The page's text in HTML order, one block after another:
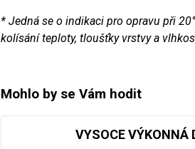
* Jedná se o indikaci pro opravu při
kolísání teploty, tloušťky vrstvy a
Mohlo by se Vám hodit
VYSOCE VÝKONNÁ